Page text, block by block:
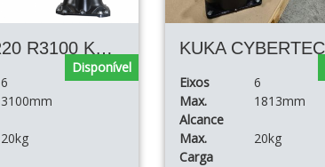
KUKA KR20 R3100 KRC4
6
3100mm
20kg
Disponível
Eixos
6
Max.
Alcance
1813mm
Max.
Carga
20kg